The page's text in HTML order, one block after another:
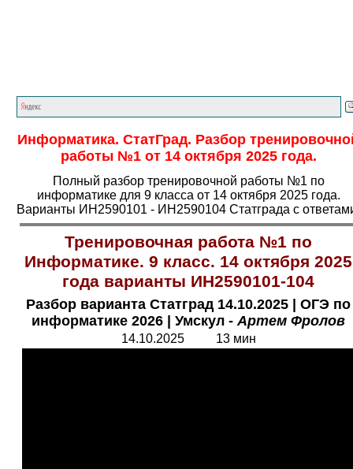
Информатика. СтатГрад. Разбор
работы №1 от 14 октября 2025 года.
Полный разбор тренировочной работы №1 по
информатике для 9 класса от 14 октября 2025 года.
Варианты ИН2590101 - ИН2590104 Статграда с
Тренировочная работа №1 по
Информатике. 9 класс. 14 октября 2025
года варианты ИН2590101-104
Разбор варианта Статград 14.10.2025 | ОГЭ по
информатике 2026 | Умскул -Артем Фролов
14.10.2025 13 мин